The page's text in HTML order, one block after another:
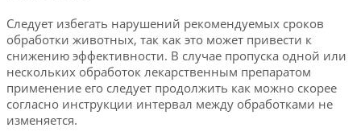
Следует избегать нарушений рекомендуемых сроков
обработки животных, так как это может привести к
снижению эффективности. В случае пропуска одной или
нескольких обработок лекарственным препаратом
применение его следует продолжить как можно скорее
согласно инструкции интервал между обработками не
изменяется.